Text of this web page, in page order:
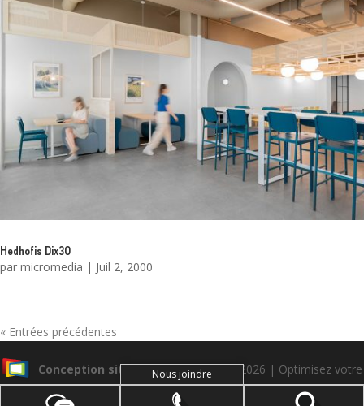
Hedhofis Dix30
par micromedia | Juil 2, 2000
« Entrées précédentes
Conception site webMedialogue © 2026 | Optimisez votre
communication
Nous joindre